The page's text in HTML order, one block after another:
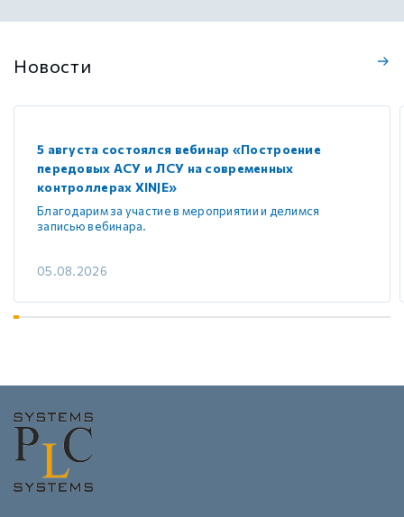
Новости
5 августа состоялся вебинар «Построение
передовых АСУ и ЛСУ на современных
контроллерах XINJE»
Благодарим за участие в мероприятии и делимся
записью вебинара.
05.08.2026